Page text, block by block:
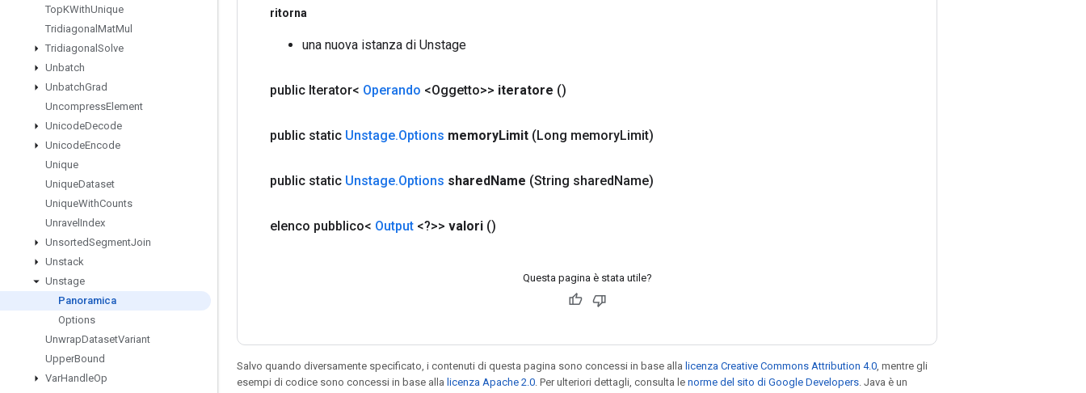
TopKWithUnique
Tridiagonal MatMul
Tridiagonal Solve
Unbatch
UnbatchGrad
UncompressElement
UnicodeDecode
UnicodeEncode
Unique
UniqueDataset
UniqueWithCounts
Unravel Index
UnsortedSegmentJoin
Unstack
Unstage
Panoramica
Options
UnwrapDatasetVariant
UpperBound
VarHandleOp
ritorna
una nuova istanza di Unstage
public Iterator< Operando <Oggetto>> iteratore ()
public static Unstage.Options memoryLimit (Long memoryLimit)
public static Unstage.Options sharedName (String sharedName)
elenco pubblico< Output <?>> valori ()
Questa pagina è stata utile?
Salvo quando diversamente specificato, i contenuti di questa pagina sono concessi in base alla licenza Creative Commons Attribution 4.0 , mentre gli
esempi di codice sono concessi in base alla licenza Apache 2.0 . Per ulteriori dettagli, consulta le norme del sito di Google Developers . Java è un